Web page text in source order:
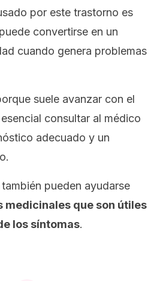
por este trastorno es
convertirse en un
cuando genera problemas
suele avanzar con el
consultar al médico
adecuado y un
pueden ayudarse
medicinales que son útiles
los síntomas.